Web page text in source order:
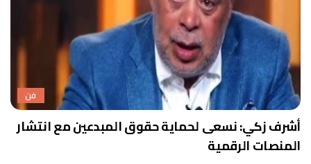
فن
أشرف زكي: نسعى لحماية حقوق المبدعين مع انتشار
المنصات الرقمية